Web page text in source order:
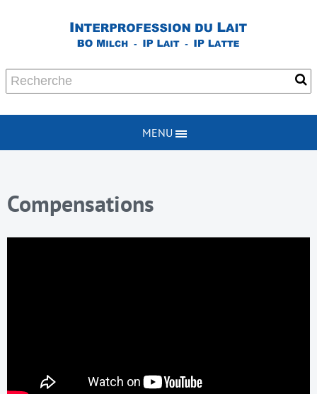
MENU
Compensations